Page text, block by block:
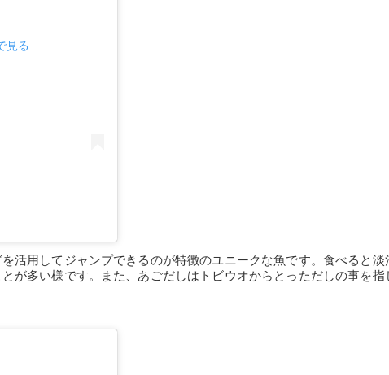
見る
活用してジャンプできるのが特徴のユニークな魚です。食べると淡
が多い様です。また、あごだしはトビウオからとっただしの事を指